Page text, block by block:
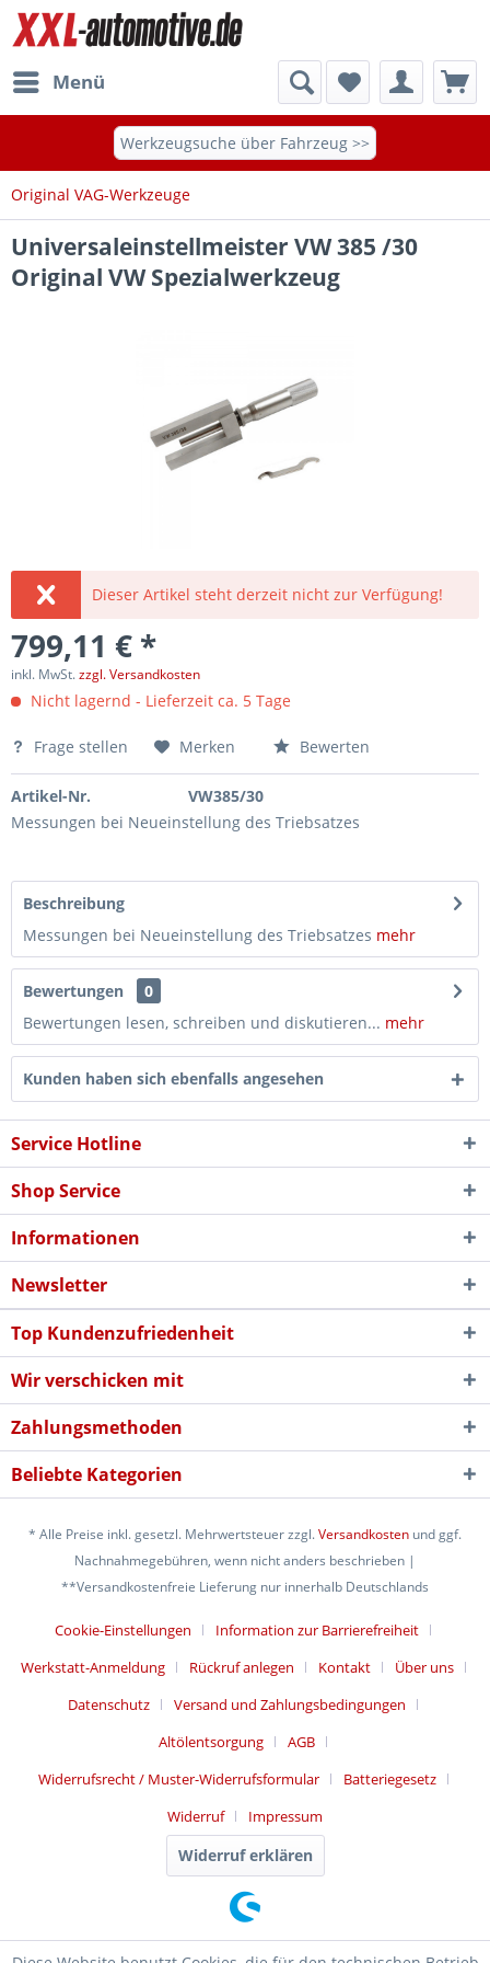
Menü
Werkzeugsuche über Fahrzeug >>
Original VAG-Werkzeuge
Universaleinstellmeister VW 385 /30
Original VW Spezialwerkzeug
Dieser Artikel steht derzeit nicht zur Verfügung!
799,11 € *
inkl. MwSt.zzgl. Versandkosten
Nicht lagernd - Lieferzeit ca. 5 Tage
Frage stellen Merken Bewerten
Artikel-Nr.
VW385/30
Messungen bei Neueinstellung des Triebsatzes
Beschreibung
Messungen bei Neueinstellung des Triebsatzes mehr
Bewertungen
0
Bewertungen lesen, schreiben und diskutieren... mehr
Kunden haben sich ebenfalls angesehen
Service Hotline
Shop Service
Informationen
Newsletter
Top Kundenzufriedenheit
Wir verschicken mit
Zahlungsmethoden
Beliebte Kategorien
* Alle Preise inkl. gesetzl. Mehrwertsteuer zzgl.Versandkosten und ggf.
Nachnahmegebühren, wenn nicht anders beschrieben |
**Versandkostenfreie Lieferung nur innerhalb Deutschlands
Cookie-Einstellungen
Information zur Barrierefreiheit
Werkstatt-Anmeldung
Rückruf anlegen Kontakt
Über uns
Datenschutz
Versand und Zahlungsbedingungen
Altölentsorgung
AGB
Widerrufsrecht / Muster-Widerrufsformular
Batteriegesetz
Widerruf
Impressum
Widerruf erklären